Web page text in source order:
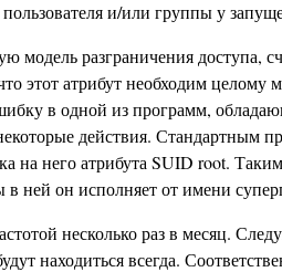
и/или группы у
модель разграничения доступа,
этот атрибут необходим целому
в одной из программ,
действия. Стандартным
на него атрибута SUID root.
ней он исполняет от имени
несколько раз в месяц.
находиться всегда.